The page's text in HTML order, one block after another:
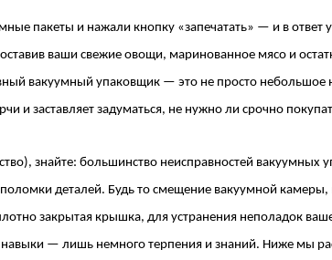
пакеты и нажали кнопку «запечатать» — и в
ваши свежие овощи, маринованное мясо и
вакуумный упаковщик — это не просто небольшое
и заставляет задуматься, не нужно ли срочно
знайте: большинство неисправностей вакуумных
деталей. Будь то смещение вакуумной
закрытая крышка, для устранения неполадок
навыки — лишь немного терпения и знаний. Ниже мы